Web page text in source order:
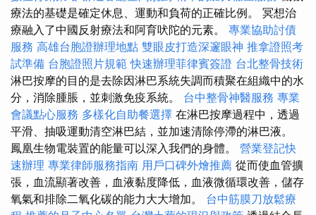
療法的基礎是確定休息、運動和負荷的正確比例。 冥想治
療融入了中國反射療法和阿育吠陀的元素。 專業協助討債
服務 高雄台胞證辦理地點 雙眼皮打造深邃眼神 推拿證照考
試準備 台胞證照片規範 快速辦理菲律賓簽證 台北整骨技術
淋巴按摩的目的是去除因淋巴系統失調而積聚在組織中的水
分，消除腫脹，並刺激免疫系統。 台中整骨神醫服務 專業
會議點心服務 多樣化自助餐選擇 在淋巴按摩過程中，透過
平滑、抽吸運動清空淋巴結，並加速清除停滯的淋巴液。
鳳凰生物電裝置的能量可以深入我們的身體。 營業登記快
速辦理 專業律師服務指南 用戶口碑外燴推薦 從而使血管擴
張，血流顯著改善，血液黏度降低，血液微循環改善，儲存
氧氣和排除二氧化碳的能力大大增加。 台中筋膜刀放鬆療